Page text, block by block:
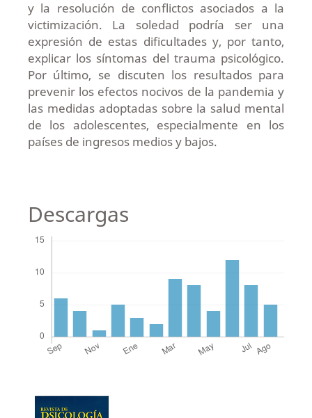
y la resolución de conflictos asociados a la
victimización. La soledad podría ser una
expresión de estas dificultades y, por tanto,
explicar los síntomas del trauma psicológico.
Por último, se discuten los resultados para
prevenir los efectos nocivos de la pandemia y
las medidas adoptadas sobre la salud mental
de los adolescentes, especialmente en los
países de ingresos medios y bajos.
Descargas